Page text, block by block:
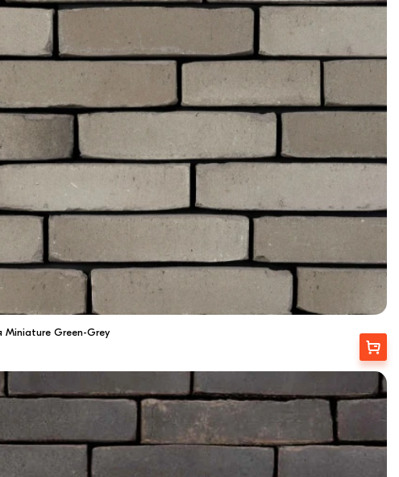
Miniature Green-Grey
Купити